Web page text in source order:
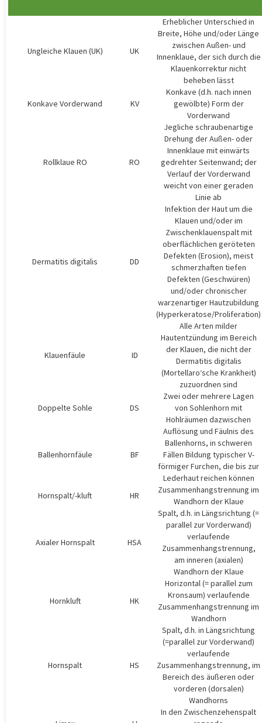
Ungleiche Klauen (UK) UK
Erheblicher Unterschied in
Breite, Höhe und/oder Länge
zwischen Außen- und
Innenklaue, der sich durch die
Klauenkorrektur nicht
beheben lässt
Konkave Vorderwand KV
Konkave (d.h. nach innen
gewölbte) Form der
Vorderwand
Rollklaue RO RO
Jegliche schraubenartige
Drehung der Außen- oder
Innenklaue mit einwärts
gedrehter Seitenwand; der
Verlauf der Vorderwand
weicht von einer geraden
Linie ab
Dermatitis digitalis DD
Infektion der Haut um die
Klauen und/oder im
Zwischenklauenspalt mit
oberflächlichen geröteten
Defekten (Erosion), meist
schmerzhaften tiefen
Defekten (Geschwüren)
und/oder chronischer
warzenartiger Hautzubildung
(Hyperkeratose/Proliferation)
Klauenfäule ID
Alle Arten milder
Hautentzündung im Bereich
der Klauen, die nicht der
Dermatitis digitalis
(Mortellaro‘sche Krankheit)
zuzuordnen sind
Doppelte Sohle DS
Zwei oder mehrere Lagen
von Sohlenhorn mit
Hohlräumen dazwischen
Ballenhornfäule BF
Auflösung und Fäulnis des
Ballenhorns, in schweren
Fällen Bildung typischer V-
förmiger Furchen, die bis zur
Lederhaut reichen können
Hornspalt/-kluft
HR
Zusammenhangstrennung im
Wandhorn der Klaue
Axialer Hornspalt HSA
Spalt, d.h. in Längsrichtung (=
parallel zur Vorderwand)
verlaufende
Zusammenhangstrennung,
am inneren (axialen)
Wandhorn der Klaue
Hornkluft HK
Horizontal (= parallel zum
Kronsaum) verlaufende
Zusammenhangstrennung im
Wandhorn
Hornspalt HS
Spalt, d.h. in Längsrichtung
(=parallel zur Vorderwand)
verlaufende
Zusammenhangstrennung, im
Bereich des äußeren oder
vorderen (dorsalen)
Wandhorns
In den Zwischenzehenspalt